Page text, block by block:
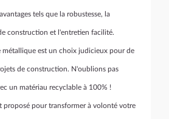
tels que la robustesse, la
construction et l'entretien facilité.
métallique est un choix judicieux pour de
de construction. N'oublions pas
un matériau recyclable à 100% !
proposé pour transformer à volonté votre